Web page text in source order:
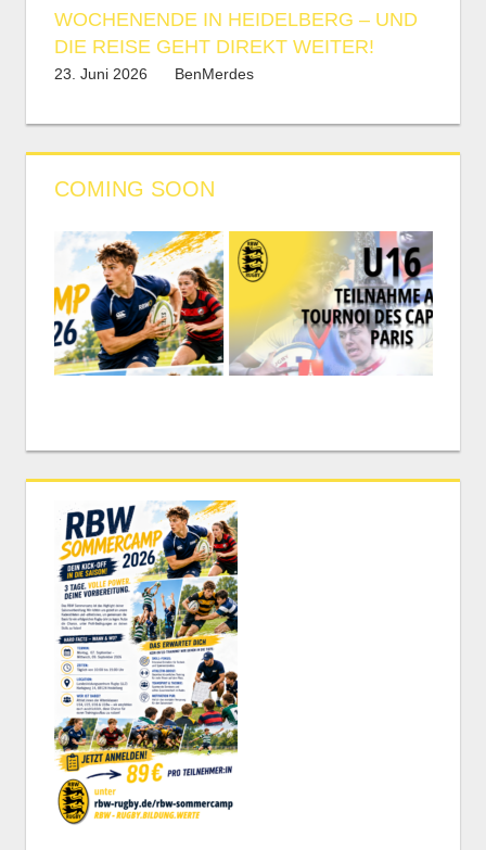
WOCHENENDE IN HEIDELBERG – UND
DIE REISE GEHT DIREKT WEITER!
23. Juni 2026 BenMerdes
COMING SOON